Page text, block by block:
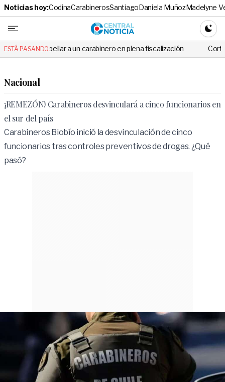
Noticias hoy:CodinaCarabinerosSantiagoDaniela MuñozMadelyne
Central
ESTÁ PASANDO:
a un carabinero en plena fiscalización Cortes de luz de
Nacional
¡REMEZÓN! Carabineros desvinculará a cinco funcionarios en
el sur del país
Carabineros Biobío inició la desvinculación de cinco
funcionarios tras controles preventivos de drogas. ¿Qué
pasó?